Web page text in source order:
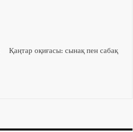
Қаңтар оқиғасы: сынақ пен сабақ